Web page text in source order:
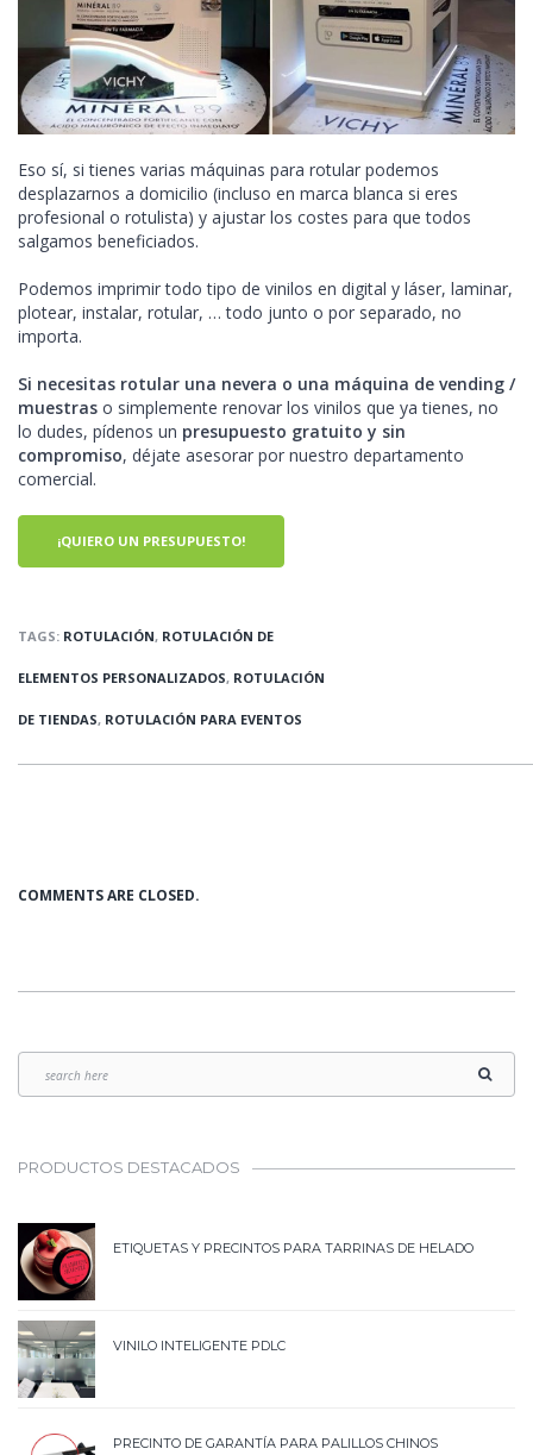
Eso sí, si tienes varias máquinas para rotular podemos
desplazarnos a domicilio (incluso en marca blanca si eres
profesional o rotulista) y ajustar los costes para que todos
salgamos beneficiados.
Podemos imprimir todo tipo de vinilos en digital y láser, laminar,
plotear, instalar, rotular, … todo junto o por separado, no
importa.
Si necesitas rotular una nevera o una máquina de vending /
muestras o simplemente renovar los vinilos que ya tienes, no
lo dudes, pídenos un presupuesto gratuito y sin
compromiso, déjate asesorar por nuestro departamento
comercial.
¡QUIERO UN PRESUPUESTO!
TAGS: ROTULACIÓN, ROTULACIÓN DE
ELEMENTOS PERSONALIZADOS, ROTULACIÓN
DE TIENDAS, ROTULACIÓN PARA EVENTOS
COMMENTS ARE CLOSED.
PRODUCTOS DESTACADOS
ETIQUETAS Y PRECINTOS PARA TARRINAS DE HELADO
VINILO INTELIGENTE PDLC
PRECINTO DE GARANTÍA PARA PALILLOS CHINOS